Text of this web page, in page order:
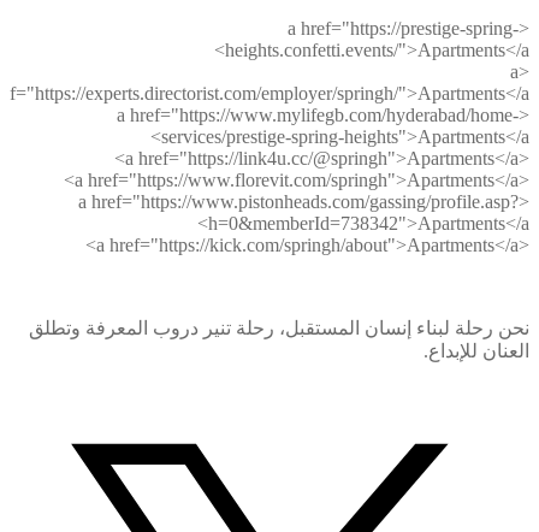
<a href="https://prestige-spring-
heights.confetti.events/">Apartments</a>
<a
experts.directorist.com/employer/springh/">Apartments</a>
<a href="https://www.mylifegb.com/hyderabad/home-
services/prestige-spring-heights">Apartments</a>
<a href="https://link4u.cc/@springh">Apartments</a>
<a href="https://www.florevit.com/springh">Apartments</a>
<a href="https://www.pistonheads.com/gassing/profile.asp?
h=0&memberId=738342">Apartments</a>
<a href="https://kick.com/springh/about">Apartments</a>
نحن رحلة لبناء إنسان المستقبل، رحلة تنير دروب المعرفة وتطلق
العنان للإبداع.